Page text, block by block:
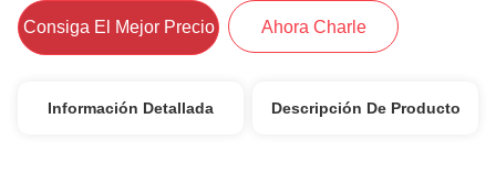
Consiga El Mejor Precio Ahora Charle
Información Detallada Descripción De Producto